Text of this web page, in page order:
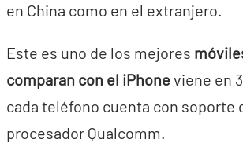
en China como en el extranjero.
Este es uno de los mejores
comparan con el iPhoneviene en
cada teléfono cuenta con soporte
procesador Qualcomm.